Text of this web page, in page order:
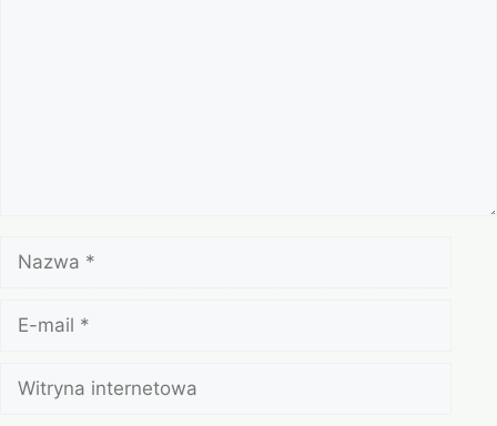
Nazwa
mail
Witryna
internetowa